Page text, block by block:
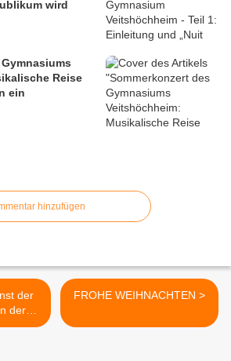
wird
Reise
ein
hinzufügen
der
– the
FROHE WEIHNACHTEN >